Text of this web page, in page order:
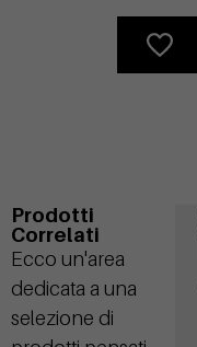
Prodotti
Correlati
Ecco un'area
dedicata a una
selezione di